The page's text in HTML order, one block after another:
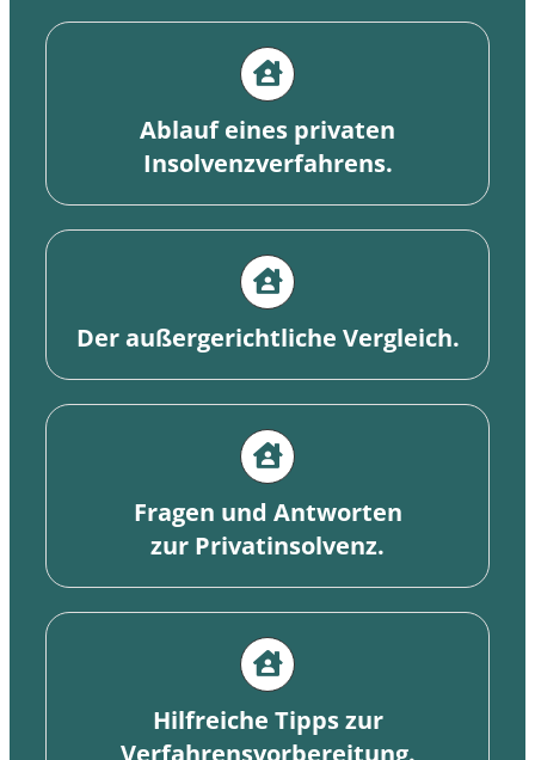
Ablauf eines privaten
Insolvenzverfahrens.
Der außergerichtliche Vergleich.
Fragen und Antworten
zur Privatinsolvenz.
Hilfreiche Tipps zur
Verfahrensvorbereitung.
Marketing
Indem Sie Ihre
Besuch unserer
Website mitteilen,
erhöhen Sie die
Wahrscheinlichkeit,
dass Sie
personalisierte